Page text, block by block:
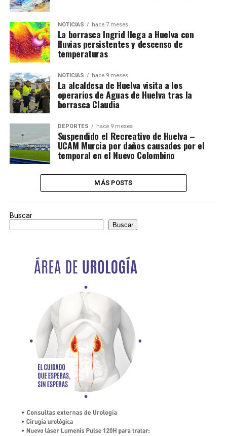
NOTICIAS hace 7 meses
La borrasca Ingrid llega a Huelva con
lluvias persistentes y descenso de
temperaturas
NOTICIAS hace 9 meses
La alcaldesa de Huelva visita a los
operarios de Aguas de Huelva tras la
borrasca Claudia
DEPORTES hace 9 meses
Suspendido el Recreativo de Huelva –
UCAM Murcia por daños causados por el
temporal en el Nuevo Colombino
MÁS POSTS
Buscar
Buscar